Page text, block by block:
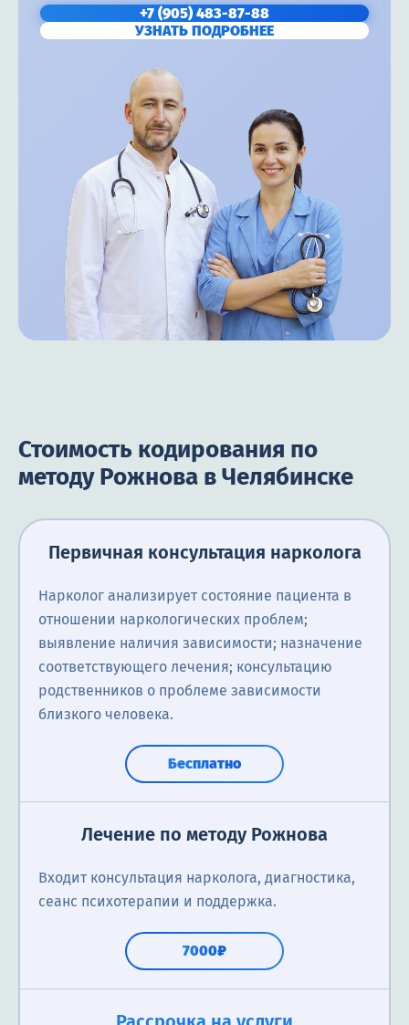
+7 (905) 483-87-88
УЗНАТЬ ПОДРОБНЕЕ
Стоимость кодирования по
методу Рожнова в Челябинске
Первичная консультация нарколога
Нарколог анализирует состояние пациента в
отношении наркологических проблем;
выявление наличия зависимости; назначение
соответствующего лечения; консультацию
родственников о проблеме зависимости
близкого человека.
Бесплатно
Лечение по методу Рожнова
Входит консультация нарколога, диагностика,
сеанс психотерапии и поддержка.
7000₽